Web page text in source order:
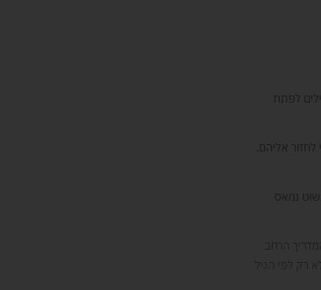
לפתח
אליהם.
נמאס
הרחב
רק לפי הגיל